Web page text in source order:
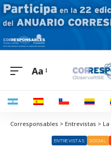
Aa
ENTREVISTAS SOCIAL